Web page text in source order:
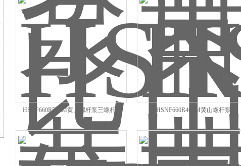
HSNF660R51ZM黄山螺杆泵三螺杆泵 HSNF660R46ZM黄山螺杆泵